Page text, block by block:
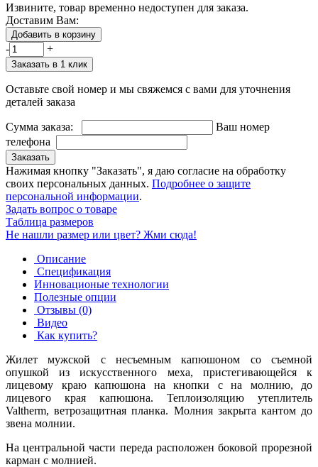
Извините, товар временно недоступен для заказа.
Доставим Вам:
Добавить в корзину
- +
Заказать в 1 клик
Оставьте свой номер и мы свяжемся с вами для уточнения
деталей заказа
Сумма заказа:
Ваш номер
телефона
Заказать
Нажимая кнопку "Заказать", я даю согласие на обработку
своих персональных данных. Подробнее о защите
персональной информации.
Задать вопрос о товаре
Таблица размеров
Не нашли размер или цвет? Жми сюда!
Описание
Спецификация
Инновационые технологии
Полезные опции
Отзывы (0)
Видео
Как купить?
Жилет мужской с несъемным капюшоном со съемной
опушкой из искусственного меха, пристегивающейся к
лицевому краю капюшона на кнопки с на молнию, до
лицевого края капюшона. Теплоизоляцию утеплитель
Valtherm, ветрозащитная планка. Молния закрыта кантом до
звена молнии.
На центральной части переда расположен боковой прорезной
карман с молнией.